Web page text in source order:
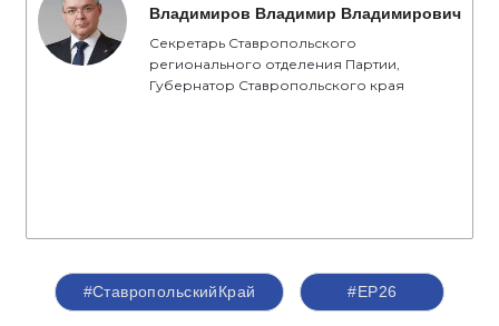
Владимиров Владимир Владимирович
Секретарь Ставропольского
регионального отделения Партии,
Губернатор Ставропольского края
#СтавропольскийКрай #ЕР26